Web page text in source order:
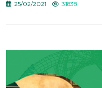
25/02/2021 31838